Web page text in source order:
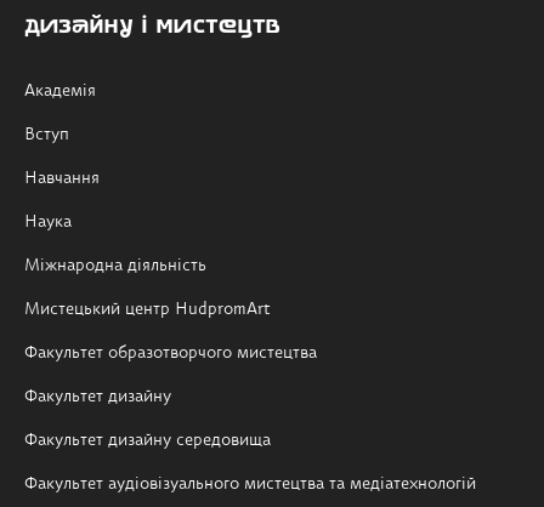
дизайну і мистецтв
Академія
Вступ
Навчання
Наука
Міжнародна діяльність
Мистецький центр HudpromArt
Факультет образотворчого мистецтва
Факультет дизайну
Факультет дизайну середовища
Факультет аудіовізуального мистецтва та медіатехнологій